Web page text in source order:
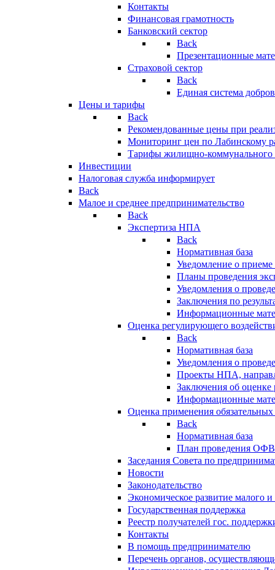
Контакты
Финансовая грамотность
Банковский сектор
Back
Презентационные
Страховой сектор
Back
Единая система
Цены и тарифы
Back
Рекомендованные цены при
Мониторинг цен по Лабинскому
Тарифы жилищно-коммунального
Инвестиции
Налоговая служба информирует
Back
Малое и среднее предпринимательство
Back
Экспертиза НПА
Back
Нормативная база
Уведомление о
Планы проведения
Уведомления о
Заключения по
Информационные
Оценка регулирующего
Back
Нормативная база
Уведомления о
Проекты НПА,
Заключения об
Информационные
Оценка применения
Back
Нормативная база
План проведения
Заседания Совета по
Новости
Законодательство
Экономическое развитие малого и
Государственная поддержка
Реестр получателей гос.
Контакты
В помощь предпринимателю
Перечень органов,